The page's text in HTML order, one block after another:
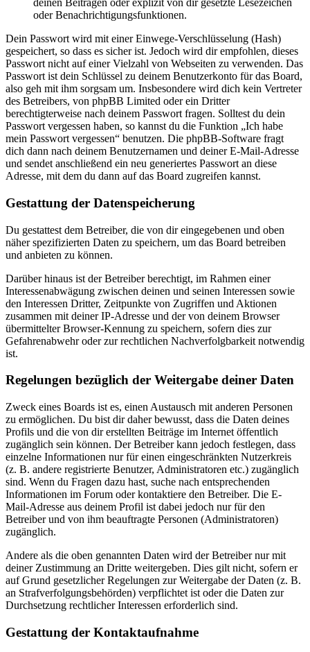
deinen Beiträgen oder explizit von dir gesetzte Lesezeichen
oder Benachrichtigungsfunktionen.
Dein Passwort wird mit einer Einwege-Verschlüsselung (Hash)
gespeichert, so dass es sicher ist. Jedoch wird dir empfohlen, dieses
Passwort nicht auf einer Vielzahl von Webseiten zu verwenden. Das
Passwort ist dein Schlüssel zu deinem Benutzerkonto für das Board,
also geh mit ihm sorgsam um. Insbesondere wird dich kein Vertreter
des Betreibers, von phpBB Limited oder ein Dritter
berechtigterweise nach deinem Passwort fragen. Solltest du dein
Passwort vergessen haben, so kannst du die Funktion „Ich habe
mein Passwort vergessen“ benutzen. Die phpBB-Software fragt
dich dann nach deinem Benutzernamen und deiner E-Mail-Adresse
und sendet anschließend ein neu generiertes Passwort an diese
Adresse, mit dem du dann auf das Board zugreifen kannst.
Gestattung der Datenspeicherung
Du gestattest dem Betreiber, die von dir eingegebenen und oben
näher spezifizierten Daten zu speichern, um das Board betreiben
und anbieten zu können.
Darüber hinaus ist der Betreiber berechtigt, im Rahmen einer
Interessenabwägung zwischen deinen und seinen Interessen sowie
den Interessen Dritter, Zeitpunkte von Zugriffen und Aktionen
zusammen mit deiner IP-Adresse und der von deinem Browser
übermittelter Browser-Kennung zu speichern, sofern dies zur
Gefahrenabwehr oder zur rechtlichen Nachverfolgbarkeit notwendig
ist.
Regelungen bezüglich der Weitergabe deiner Daten
Zweck eines Boards ist es, einen Austausch mit anderen Personen
zu ermöglichen. Du bist dir daher bewusst, dass die Daten deines
Profils und die von dir erstellten Beiträge im Internet öffentlich
zugänglich sein können. Der Betreiber kann jedoch festlegen, dass
einzelne Informationen nur für einen eingeschränkten Nutzerkreis
(z. B. andere registrierte Benutzer, Administratoren etc.) zugänglich
sind. Wenn du Fragen dazu hast, suche nach entsprechenden
Informationen im Forum oder kontaktiere den Betreiber. Die E-
Mail-Adresse aus deinem Profil ist dabei jedoch nur für den
Betreiber und von ihm beauftragte Personen (Administratoren)
zugänglich.
Andere als die oben genannten Daten wird der Betreiber nur mit
deiner Zustimmung an Dritte weitergeben. Dies gilt nicht, sofern er
auf Grund gesetzlicher Regelungen zur Weitergabe der Daten (z. B.
an Strafverfolgungsbehörden) verpflichtet ist oder die Daten zur
Durchsetzung rechtlicher Interessen erforderlich sind.
Gestattung der Kontaktaufnahme